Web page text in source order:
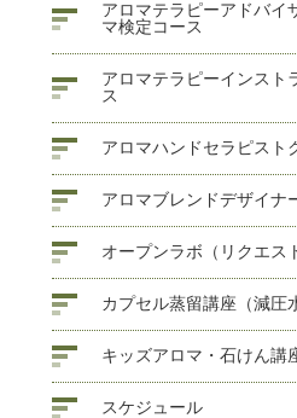
アロマテラピーアドバイ
マ検定コース
アロマテラピーインスト
ス
アロマハンドセラピスト
アロマブレンドデザイナ
オープンラボ（リクエス
カプセル蒸留講座（減圧
キッズアロマ・石けん講
スケジュール